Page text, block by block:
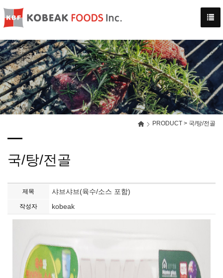
PRODUCT > 국/탕/전골
국/탕/전골
제목 샤브샤브(육수/소스 포함)
작성자 kobeak